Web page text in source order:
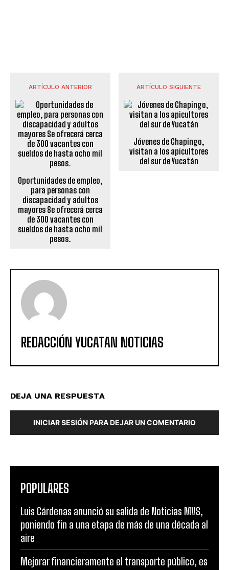
ARTÍCULO ANTERIOR
Oportunidades de empleo,
para personas con
discapacidad y adultos
mayores Se ofrecerá cerca
de 300 vacantes con
sueldos de hasta ocho mil
pesos.
ARTÍCULO SIGUIENTE
Jóvenes de Chapingo,
visitan a los apicultores
del sur de Yucatán
REDACCIÓN YUCATAN NOTICIAS
DEJA UNA RESPUESTA
INICIAR SESIÓN PARA DEJAR UN COMENTARIO
POPULARES
Luis Cárdenas anunció su salida de Noticias MVS,
poniendo fin a una etapa de más de una década al
aire
Mejorar financieramente el transporte público, es